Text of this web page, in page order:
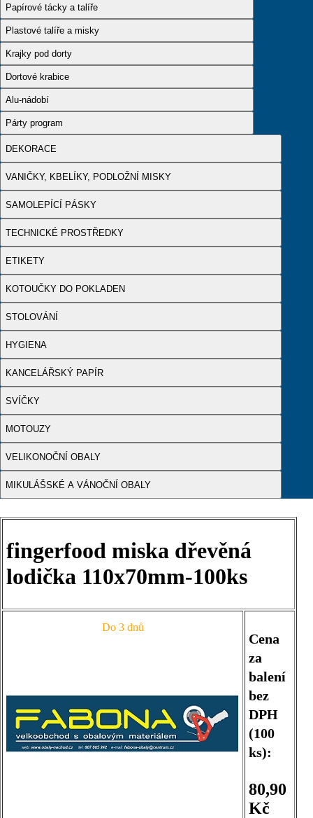
Papírové tácky a talíře
Plastové talíře a misky
Krajky pod dorty
Dortové krabice
Alu-nádobí
Párty program
DEKORACE
VANIČKY, KBELÍKY, PODLOŽNÍ MISKY
SAMOLEPÍCÍ PÁSKY
TECHNICKÉ PROSTŘEDKY
ETIKETY
KOTOUČKY DO POKLADEN
STOLOVÁNÍ
HYGIENA
KANCELÁŘSKÝ PAPÍR
SVÍČKY
MOTOUZY
VELIKONOČNÍ OBALY
MIKULÁŠSKÉ A VÁNOČNÍ OBALY
fingerfood miska dřevěná
lodička 110x70mm-100ks
Do 3 dnů
Cena
za
balení
bez
DPH
(100
ks):
80,90
Kč